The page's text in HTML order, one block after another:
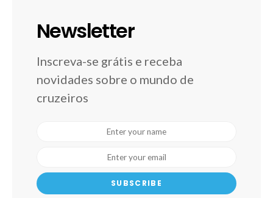
Newsletter
Inscreva-se grátis e receba
novidades sobre o mundo de
cruzeiros
SUBSCRIBE